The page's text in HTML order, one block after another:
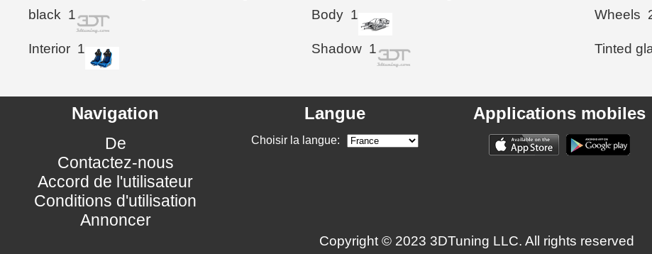
black 1 Body 1 Wheels
Interior 1 Shadow 1 Tinted
Navigation
De
Contactez-nous
Accord de l'utilisateur
Conditions d'utilisation
Annoncer
Langue
Choisir la langue:
Applications mobiles
Copyright © 2023 3DTuning LLC. All rights reserved